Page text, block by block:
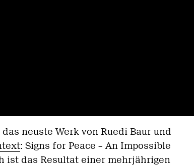
neuste Werk von Ruedi Baur und
: Signs for Peace – An Impossible
ist das Resultat einer mehrjährigen